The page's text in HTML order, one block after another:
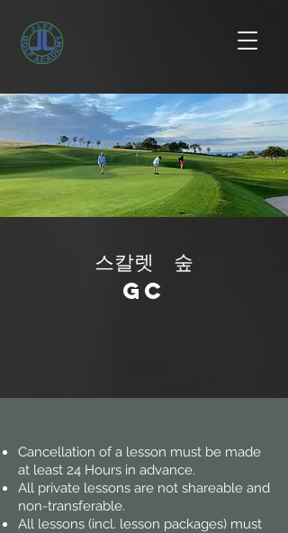
스칼렛 숲
GC
Cancellation of a lesson must be made
at least 24 Hours in advance.
All private lessons are not shareable and
non-transferable.
All lessons (incl. lesson packages) must